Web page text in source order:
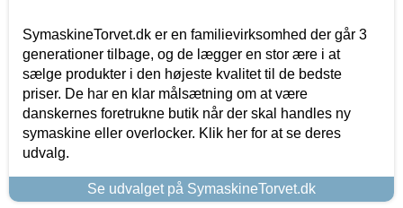
SymaskineTorvet.dk er en familievirksomhed der går 3
generationer tilbage, og de lægger en stor ære i at
sælge produkter i den højeste kvalitet til de bedste
priser. De har en klar målsætning om at være
danskernes foretrukne butik når der skal handles ny
symaskine eller overlocker. Klik her for at se deres
udvalg.
Se udvalget på SymaskineTorvet.dk